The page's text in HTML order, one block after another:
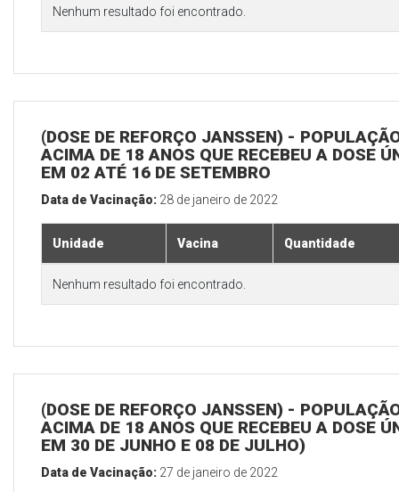
Nenhum resultado foi encontrado.
(DOSE DE REFORÇO JANSSEN) -
ACIMA DE 18 ANOS QUE RECEBEU A DOSE
EM 02 ATÉ 16 DE SETEMBRO
Data de Vacinação: 28 de janeiro de 2022
Unidade Vacina Quantidade
Nenhum resultado foi encontrado.
(DOSE DE REFORÇO JANSSEN) -
ACIMA DE 18 ANOS QUE RECEBEU A DOSE
EM 30 DE JUNHO E 08 DE JULHO)
Data de Vacinação: 27 de janeiro de 2022